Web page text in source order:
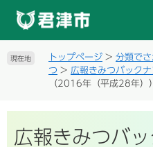
す
し
現在地 トップページ > 分類でさ
つ > 広報きみつバック
（2016年（平成28年））
広報きみつバ